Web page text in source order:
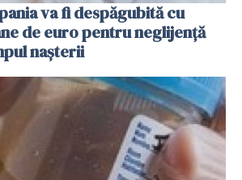
va fi despăgubită cu
de euro pentru neglijenţă
naşterii